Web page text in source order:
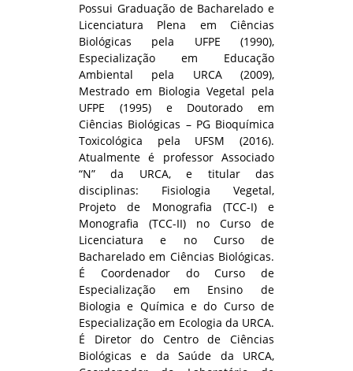
Possui Graduação de Bacharelado e
Licenciatura Plena em Ciências
Biológicas pela UFPE (1990),
Especialização em Educação
Ambiental pela URCA (2009),
Mestrado em Biologia Vegetal pela
UFPE (1995) e Doutorado em
Ciências Biológicas – PG Bioquímica
Toxicológica pela UFSM (2016).
Atualmente é professor Associado
“N” da URCA, e titular das
disciplinas: Fisiologia Vegetal,
Projeto de Monografia (TCC-I) e
Monografia (TCC-II) no Curso de
Licenciatura e no Curso de
Bacharelado em Ciências Biológicas.
É Coordenador do Curso de
Especialização em Ensino de
Biologia e Química e do Curso de
Especialização em Ecologia da URCA.
É Diretor do Centro de Ciências
Biológicas e da Saúde da URCA,